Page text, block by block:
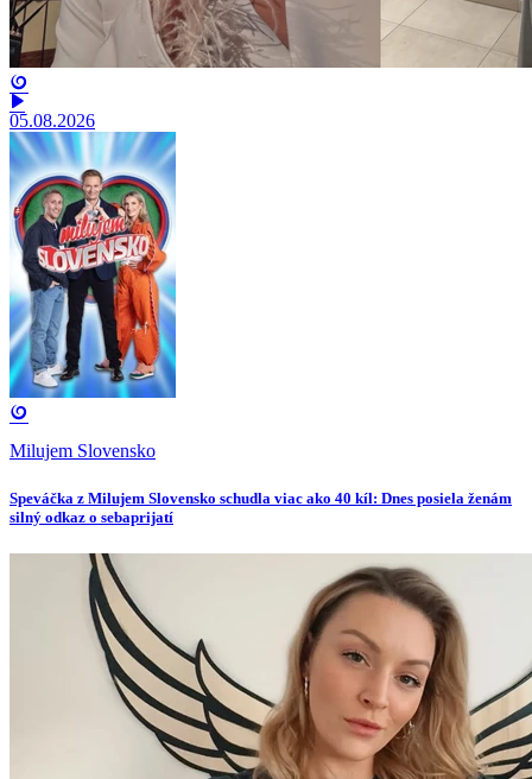
05.08.2026
Milujem Slovensko
Speváčka z Milujem Slovensko schudla viac ako 40 kíl: Dnes posiela ženám
silný odkaz o sebaprijatí